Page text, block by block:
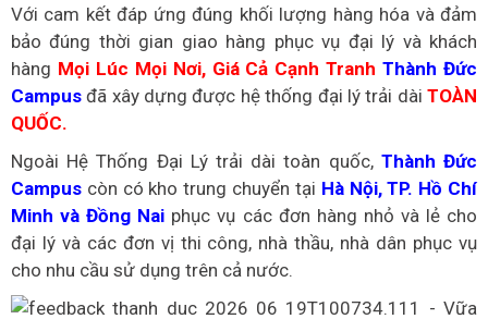
Với cam kết đáp ứng đúng khối lượng hàng hóa và đảm
bảo đúng thời gian giao hàng phục vụ đại lý và khách
hàng Mọi Lúc Mọi Nơi, Giá Cả Cạnh Tranh Thành Đức
Campus đã xây dựng được hệ thống đại lý trải dài TOÀN
QUỐC.
Ngoài Hệ Thống Đại Lý trải dài toàn quốc, Thành Đức
Campus còn có kho trung chuyển tại Hà Nội, TP. Hồ Chí
Minh và Đồng Nai phục vụ các đơn hàng nhỏ và lẻ cho
đại lý và các đơn vị thi công, nhà thầu, nhà dân phục vụ
cho nhu cầu sử dụng trên cả nước.